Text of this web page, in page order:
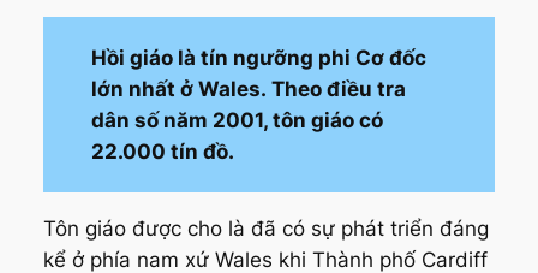
Hồi giáo là tín ngưỡng phi Cơ đốc
lớn nhất ở Wales. Theo điều tra
dân số năm 2001, tôn giáo có
22.000 tín đồ.
Tôn giáo được cho là đã có sự phát triển đáng
kể ở phía nam xứ Wales khi Thành phố Cardiff